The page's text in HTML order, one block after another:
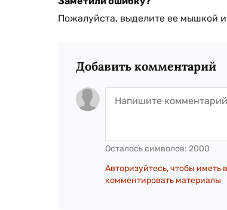
Пожалуйста, выделите ее мышкой
Добавить комментарий
Осталось символов: 2000
Авторизуйтесь, чтобы иметь
комментировать материалы